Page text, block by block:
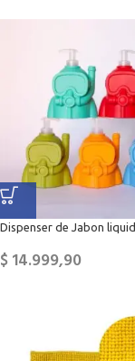
Dispenser de Jabon
$14.999,90